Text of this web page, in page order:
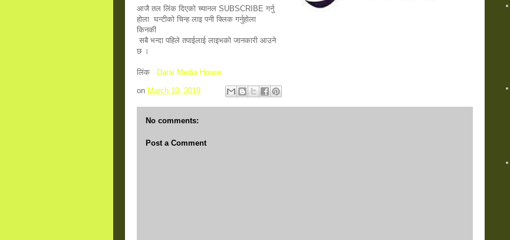
आजै तल लिंक दिएकाे च्यानल SUBSCRIBE गर्नु
होला  घन्टीको चिन्ह लाइ पनी क्लिक गर्नुहाेला
किनकी
छ ।
लिंक Darai Media House
on March 10, 2019
No comments:
Post a Comment